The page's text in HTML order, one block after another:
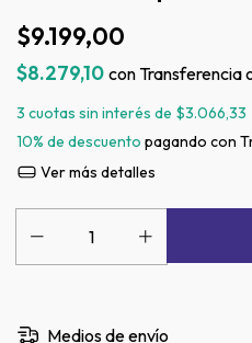
$9.199,00
$8.279,10 conTransferencia
3 cuotas sin interés de $3.066,33
10% de descuento pagando con
Ver más detalles
Medios de envío